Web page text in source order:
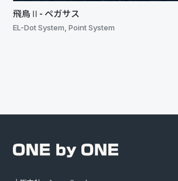
飛鳥Ⅱ- ペガサス
EL-Dot System, Point System